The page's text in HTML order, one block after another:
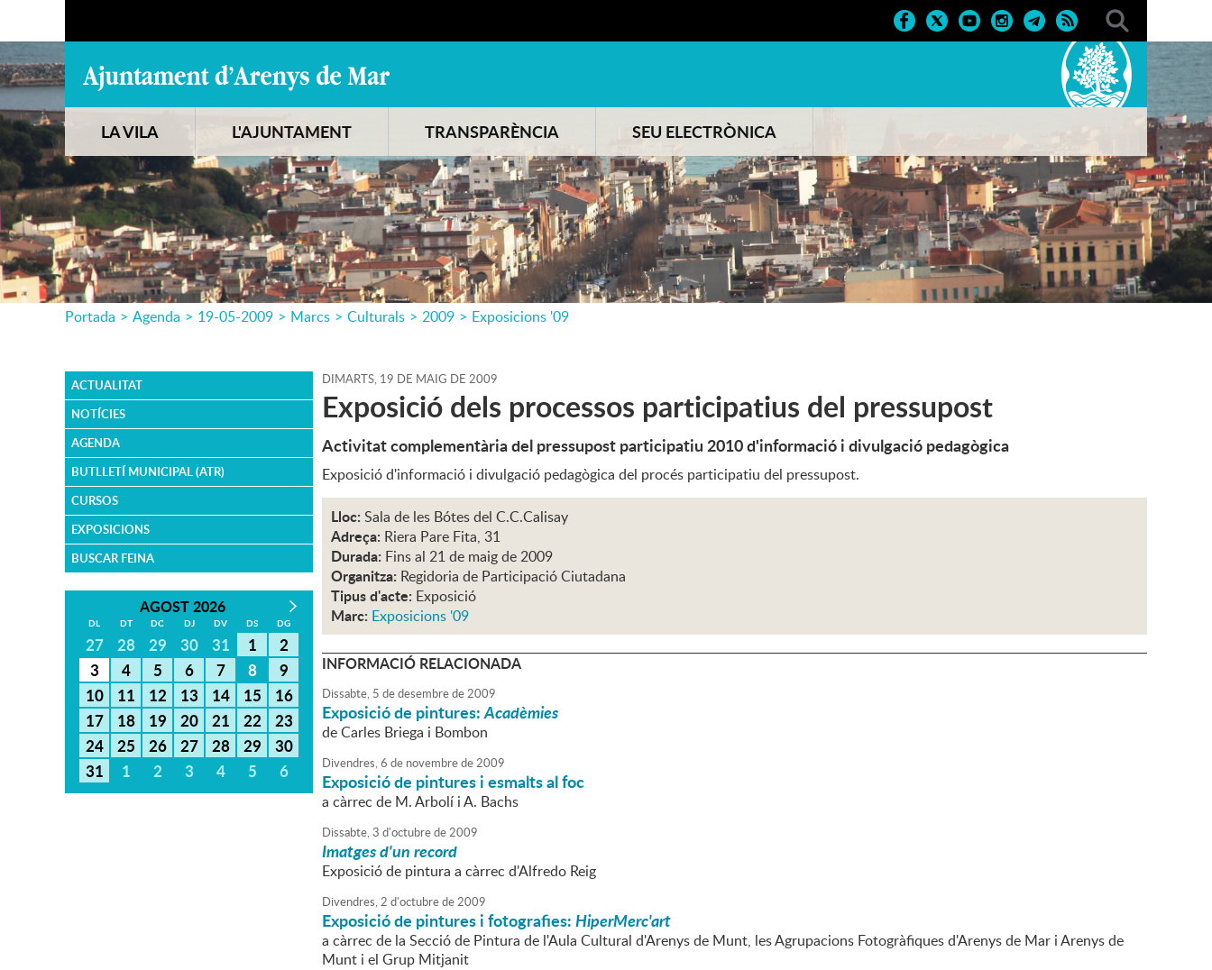
LA VILA L'AJUNTAMENT TRANSPARÈNCIA SEU ELECTRÒNICA
Portada > Agenda > 19-05-2009 > Marcs > Culturals > 2009 > Exposicions '09
ACTUALITAT
NOTÍCIES
AGENDA
BUTLLETÍ MUNICIPAL (ATR)
CURSOS
EXPOSICIONS
BUSCAR FEINA
AGOST 2026
DL DT DC DJ DV DS DG
27 28 29 30 31 1
2
3
4 5 6 7 8
9
10
11 12 13 14 15
16
17
18 19 20 21 22
23
24
25 26 27 28 29
30
31
1 2 3 4 5 6
DIMARTS, 19 DE MAIG DE 2009
Exposició dels processos participatius del pressupost
Activitat complementària del pressupost participatiu 2010 d'informació i divulgació pedagògica
Exposició d'informació i divulgació pedagògica del procés participatiu del pressupost.
Lloc: Sala de les Bótes del C.C.Calisay
Adreça: Riera Pare Fita, 31
Durada: Fins al 21 de maig de 2009
Organitza: Regidoria de Participació Ciutadana
Tipus d'acte: Exposició
Marc: Exposicions '09
INFORMACIÓ RELACIONADA
Dissabte, 5 dedesembrede2009
Exposició de pintures:Acadèmies
de Carles Briega i Bombon
Divendres,6 de novembrede2009
Exposició de pintures i esmalts al foc
a càrrec de M. Arbolí i A. Bachs
Dissabte,3 d'octubrede2009
Imatges d'un record
Exposició de pintura a càrrec d'Alfredo Reig
Divendres,2 d'octubrede2009
Exposició de pintures i fotografies:HiperMerc'art
a càrrec de la Secció de Pintura de l'Aula Cultural d'Arenys de Munt, les Agrupacions Fotogràfiques d'Arenys de Mar i Arenys de
Munt i el Grup Mitjanit